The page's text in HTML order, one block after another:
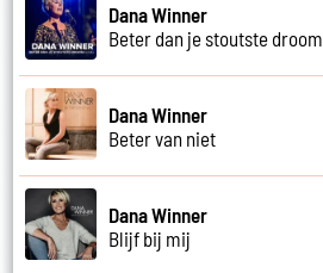
Dana Winner
Beter dan je stoutste droom
Dana Winner
Beter van niet
Dana Winner
Blijf bij mij